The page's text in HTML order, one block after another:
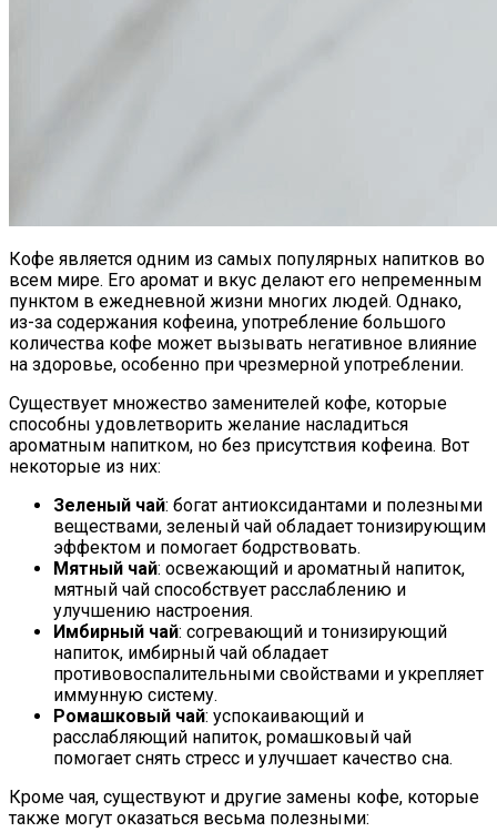
Кофе является одним из самых популярных напитков во
всем мире. Его аромат и вкус делают его непременным
пунктом в ежедневной жизни многих людей. Однако,
из-за содержания кофеина, употребление большого
количества кофе может вызывать негативное влияние
на здоровье, особенно при чрезмерной употреблении.
Существует множество заменителей кофе, которые
способны удовлетворить желание насладиться
ароматным напитком, но без присутствия кофеина. Вот
некоторые из них:
Зеленый чай: богат антиоксидантами и полезными
веществами, зеленый чай обладает тонизирующим
эффектом и помогает бодрствовать.
Мятный чай: освежающий и ароматный напиток,
мятный чай способствует расслаблению и
улучшению настроения.
Имбирный чай: согревающий и тонизирующий
напиток, имбирный чай обладает
противовоспалительными свойствами и укрепляет
иммунную систему.
Ромашковый чай: успокаивающий и
расслабляющий напиток, ромашковый чай
помогает снять стресс и улучшает качество сна.
Кроме чая, существуют и другие замены кофе, которые
также могут оказаться весьма полезными: